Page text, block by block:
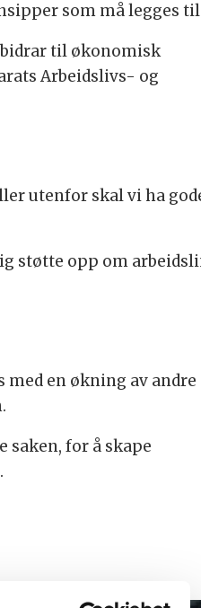
som må legges
bidrar til økonomisk
Arbeidslivs- og
utenfor skal vi ha
støtte opp om
med en økning av
for å skape